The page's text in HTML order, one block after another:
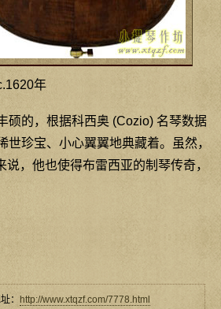
年
硕的，根据科西奥 (Cozio) 名琴数据
珍宝、小心翼翼地典藏着。虽然，
，他也使得布雷西亚的制琴传奇，
： http://www.xtqzf.com/7778.html